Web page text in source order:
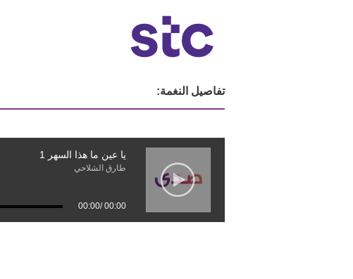
تفاصيل النغمة:
يا عين ما هذا السهر 1
طارق الشلاحي
00:00
/
00:00